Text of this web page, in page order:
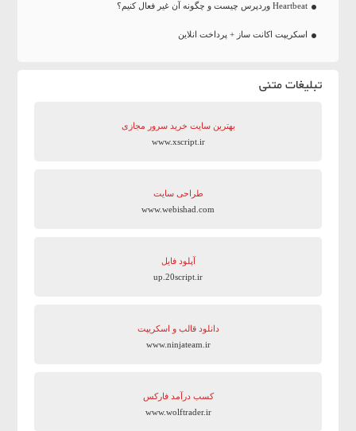
Heartbeat وردپرس چیست و چگونه آن غیر فعال کنیم؟
اسکریپت اکانت ساز + پرداخت انلاین
تبلیغات متنی
بهترین سایت‌ خرید سرور مجازی
www.xscript.ir
طراحی سایت
www.webishad.com
آپلود فایل
up.20script.ir
دانلود قالب و اسکریپت
www.ninjateam.ir
کسب درآمد فارکس
www.wolftrader.ir